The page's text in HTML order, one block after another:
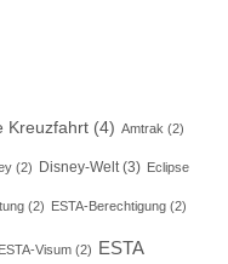
Kreuzfahrt (4) Amtrak (2)
(2) Disney-Welt(3) Eclipse
(2) ESTA-Berechtigung (2)
ESTA-Visum (2) ESTA